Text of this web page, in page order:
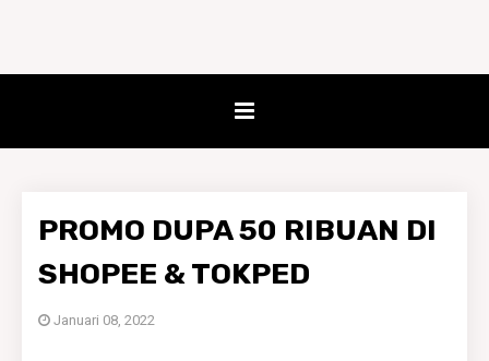
PROMO DUPA 50 RIBUAN DI
SHOPEE & TOKPED
Januari 08, 2022